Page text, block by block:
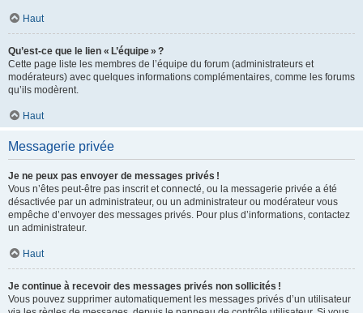
Haut
Qu’est-ce que le lien « L’équipe » ?
Cette page liste les membres de l’équipe du forum (administrateurs et
modérateurs) avec quelques informations complémentaires, comme les forums
qu’ils modèrent.
Haut
Messagerie privée
Je ne peux pas envoyer de messages privés !
Vous n’êtes peut-être pas inscrit et connecté, ou la messagerie privée a été
désactivée par un administrateur, ou un administrateur ou modérateur vous
empêche d’envoyer des messages privés. Pour plus d’informations, contactez
un administrateur.
Haut
Je continue à recevoir des messages privés non sollicités !
Vous pouvez supprimer automatiquement les messages privés d’un utilisateur